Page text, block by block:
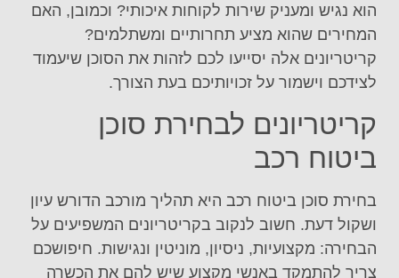
הוא נגיש ומעניק שירות לקוחות איכותי? וכמובן, האם
המחירים שהוא מציע תחרותיים ומשתלמים?
קריטריונים אלה יסייעו לכם לזהות את הסוכן שיעמוד
לצידכם וישמור על זכויותיכם בעת הצורך.
קריטריונים לבחירת סוכן
ביטוח רכב
בחירת סוכן ביטוח רכב היא תהליך מורכב הדורש עיון
ושקול דעת. חשוב לנקוב בקריטריונים המשפיעים על
הבחירה: מקצועיות, ניסיון, מוניטין ונגישות. חיפושכם
צריך להתמקד באנשי מקצוע שיש להם את הכשרה